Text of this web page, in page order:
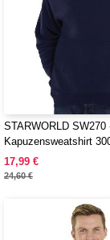
STARWORLD SW270
Kapuzensweatshirt
17,99 €
24,60 €